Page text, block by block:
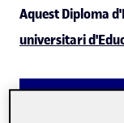
Aquest Diploma
universitari